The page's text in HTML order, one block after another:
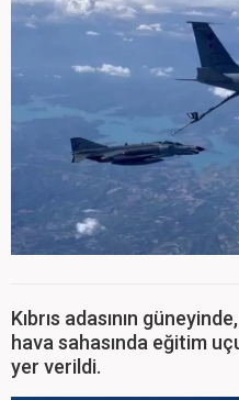
Kıbrıs adasının
hava sahasında eğitim
yer verildi.